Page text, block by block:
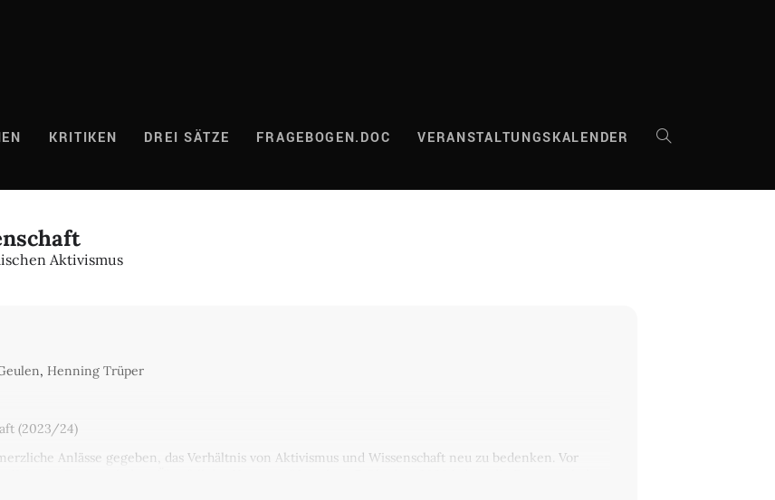
KRITIKEN DREI SÄTZE FRAGEBOGEN.DOC VERANSTALTUNGSKALENDER WEBSITE-
Aktivismus
, Henning Trüper
(2023/24)
Anlässe gegeben, das Verhältnis von Aktivismus und Wissenschaft neu zu bedenken. Vor